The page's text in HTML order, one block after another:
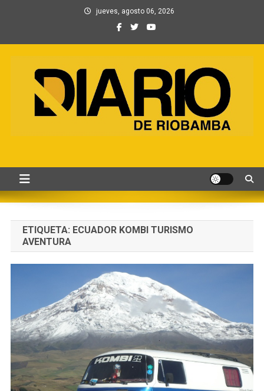
jueves, agosto 06, 2026
y Contenidos digitales
ETIQUETA: ECUADOR KOMBI TURISMO
AVENTURA